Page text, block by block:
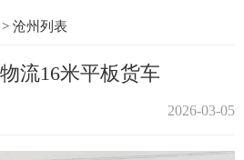
> 沧州列表
流16米平板货车
2026-03-05